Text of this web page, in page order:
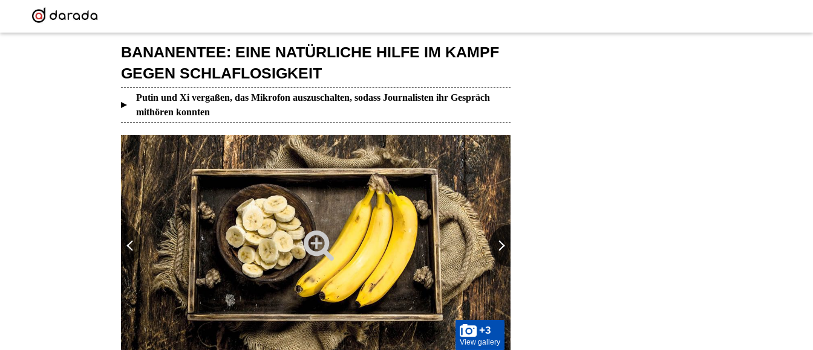
BANANENTEE: EINE NATÜRLICHE HILFE IM KAMPF
GEGEN SCHLAFLOSIGKEIT
Putin und Xi vergaßen, das Mikrofon auszuschalten, sodass Journalisten ihr Gespräch
mithören konnten
+3
View gallery